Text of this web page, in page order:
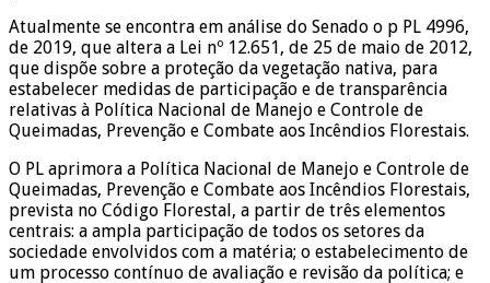
Atualmente se encontra em análise do Senado o p PL 4996,
de 2019, que altera a Lei nº 12.651, de 25 de maio de 2012,
que dispõe sobre a proteção da vegetação nativa, para
estabelecer medidas de participação e de transparência
relativas à Política Nacional de Manejo e Controle de
Queimadas, Prevenção e Combate aos Incêndios Florestais.
O PL aprimora a Política Nacional de Manejo e Controle de
Queimadas, Prevenção e Combate aos Incêndios Florestais,
prevista no Código Florestal, a partir de três elementos
centrais: a ampla participação de todos os setores da
sociedade envolvidos com a matéria; o estabelecimento de
um processo contínuo de avaliação e revisão da política; e